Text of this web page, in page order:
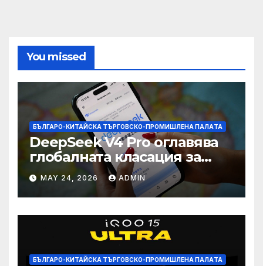
You missed
БЪЛГАРО-КИТАЙСКА ТЪРГОВСКО-ПРОМИШЛЕНА ПАЛAТА
DeepSeek V4 Pro оглавява
глобалната класация за
печалба след 75%
намаление на цената
MAY 24, 2026 ADMIN
БЪЛГАРО-КИТАЙСКА ТЪРГОВСКО-ПРОМИШЛЕНА ПАЛAТА